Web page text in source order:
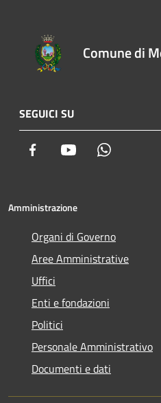
Comune di
SEGUICI SU
Facebook Youtube
Amministrazione
Organi di Governo
Aree Amministrative
Uffici
Enti e fondazioni
Politici
Personale Amministrativo
Documenti e dati